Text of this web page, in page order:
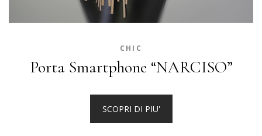
CHIC
Porta Smartphone “NARCISO”
SCOPRI DI PIU'